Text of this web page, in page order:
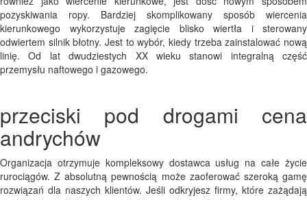
pozyskiwania ropy. Bardziej skomplikowany sposób wiercenia
kierunkowego wykorzystuje zagięcie blisko wiertła i sterowany
odwiertem silnik błotny. Jest to wybór, kiedy trzeba zainstalować nową
linię. Od lat dwudziestych XX wieku stanowi integralną część
przemysłu naftowego i gazowego.
przeciski pod drogami cena
andrychów
Organizacja otrzymuje kompleksowy dostawca usług na całe życie
rurociągów. Z absolutną pewnością może zaoferować szeroką gamę
rozwiązań dla naszych klientów. Jeśli odkryjesz firmy, które zażądają